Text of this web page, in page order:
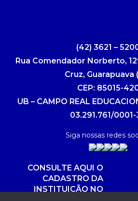
(42) 3621 –
Rua Comendador Norberto,
Cruz, Guarapuava
CEP: 85015-
UB – CAMPO REAL
03.291.761/0001-
Siga nossas redes
CONSULTE AQUI O
CADASTRO DA
INSTITUIÇÃO NO